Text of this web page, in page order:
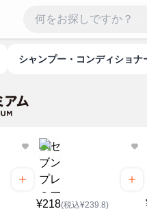
シャンプー・コンディショナ
¥218(税込¥239.8)